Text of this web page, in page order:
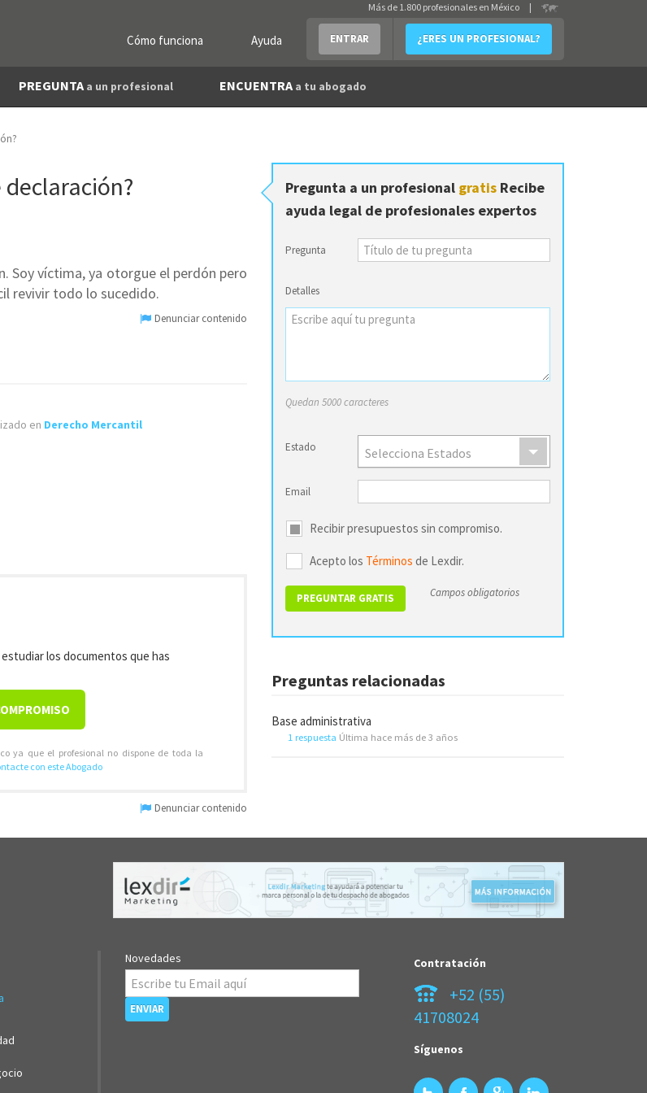
Cómo funciona Ayuda ENTRAR ¿ERES UN PROFESIONAL?
Más de 1.800 profesionales en México |
PREGUNTA a un profesional ENCUENTRA a tu abogado
Soy víctima, ya otorgue el perdón pero
revivir todo lo sucedido.
Denunciar contenido
en Derecho Mercantil
los documentos que has
ya que el profesional no dispone de toda la
con este Abogado
Denunciar contenido
Pregunta a un profesional gratis Recibe
ayuda legal de profesionales expertos
Pregunta
Detalles
Quedan 5000 caracteres
Estado Selecciona Estados
Email
Recibir presupuestos sin compromiso.
Acepto los Términos de Lexdir.
Campos obligatorios
Preguntas relacionadas
Base administrativa
1 respuesta Última hace más de 3 años
Novedades Contratación
+52 (55)
41708024
Síguenos